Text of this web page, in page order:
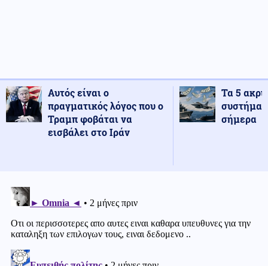
Αυτός είναι ο
πραγματικός λόγος που ο
Τραμπ φοβάται να
εισβάλει στο Ιράν
Τα 5
σήμερα